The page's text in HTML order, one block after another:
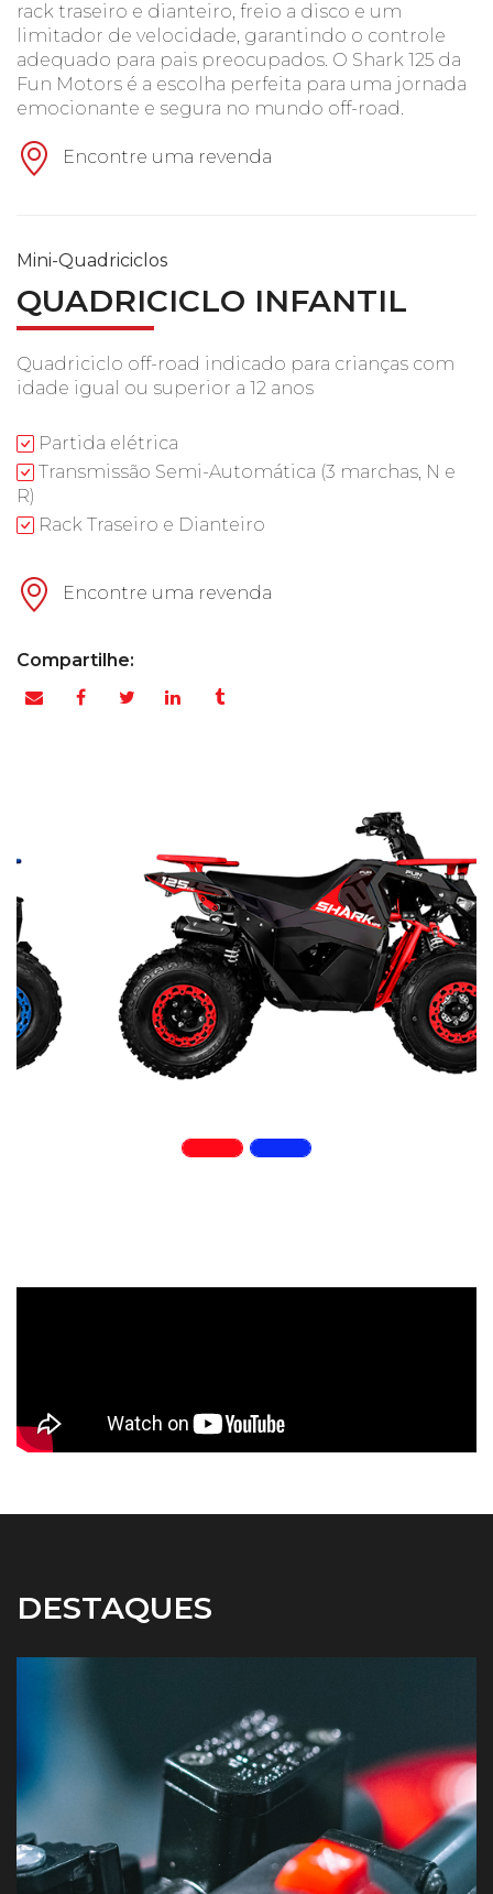
rack traseiro e dianteiro, freio a disco e um
limitador de velocidade, garantindo o controle
adequado para pais preocupados. O Shark 125 da
Fun Motors é a escolha perfeita para uma jornada
emocionante e segura no mundo off-road.
Encontre uma revenda
Mini-Quadriciclos
QUADRICICLO INFANTIL
Quadriciclo off-road indicado para crianças com
idade igual ou superior a 12 anos
Partida elétrica
Transmissão Semi-Automática (3 marchas, N e
R)
Rack Traseiro e Dianteiro
Encontre uma revenda
Compartilhe:
DESTAQUES